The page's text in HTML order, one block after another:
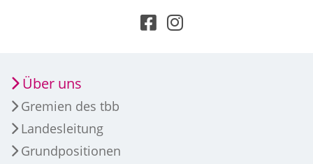
Über uns
Gremien des tbb
Landesleitung
Grundpositionen